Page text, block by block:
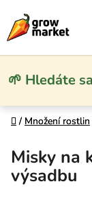
🌱 Hledáte
Domů
/ Množení rostlin
Domů
/ Množení rostlin
Misky na
výsadbu